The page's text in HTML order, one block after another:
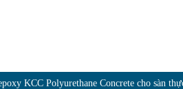
KCC Polyurethane Concrete cho sàn